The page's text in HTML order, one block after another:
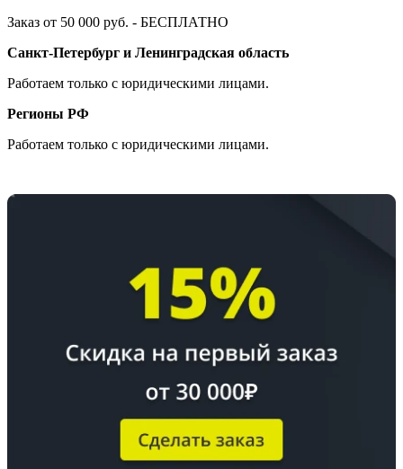
Заказ от 50 000 руб. - БЕСПЛАТНО
Санкт-Петербург и Ленинградская область
Работаем только с юридическими лицами.
Регионы РФ
Работаем только с юридическими лицами.